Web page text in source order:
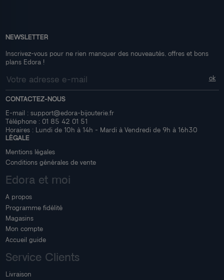
NEWSLETTER
Inscrivez-vous pour ne rien manquer des nouveautés, offres et bons
plans Edora !
CONTACTEZ-NOUS
E-mail : support@edora-bijouterie.fr
Téléphone : 01 85 42 01 51
Horaires : Lundi de 10h à 14h - Mardi à Vendredi de 9h à 16h30
LÉGALE
Mentions légales
Conditions générales de vente
Edora et moi
A propos
Programme fidélité
Magasins
Mon compte
Accueil guide
Service Clients
Livraison